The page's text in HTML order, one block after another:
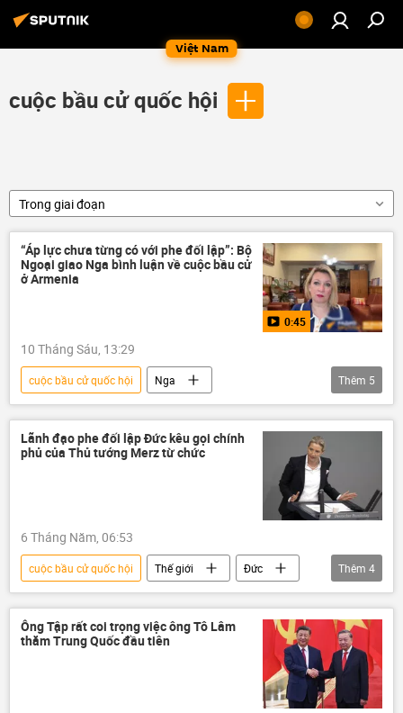
Việt Nam
cuộc bầu cử quốc hội
Trong giai đoạn
“Áp lực chưa từng có với phe đối lập”: Bộ
Ngoại giao Nga bình luận về cuộc bầu cử
ở Armenia
0:45
10 Tháng Sáu, 13:29
cuộc bầu cử quốc hội
Nga
Bộ Ngoại giao Nga
Armenia
Thế giới
Chính trị Video
Thêm 5
Lãnh đạo phe đối lập Đức kêu gọi chính
phủ của Thủ tướng Merz từ chức
6 Tháng Năm, 06:53
cuộc bầu cử quốc hội Thế giới
Đức
Friedrich Merz
Chính phủ
Chính trị
Ukraina
Thêm 4
Ông Tập rất coi trọng việc ông Tô Lâm
thăm Trung Quốc đầu tiên